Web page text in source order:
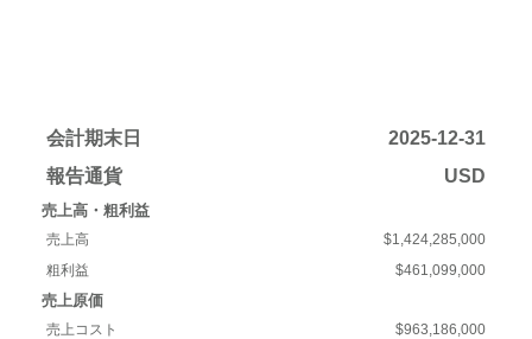
会計期末日
2025-12-31
報告通貨
USD
売上高・粗利益
売上高
$1,424,285,000
粗利益
$461,099,000
売上原価
売上コスト
$963,186,000